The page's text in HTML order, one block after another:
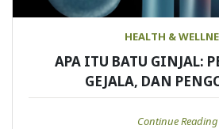
HEALTH &
APA ITU BATU GINJAL:
GEJALA, DAN
Continue Reading